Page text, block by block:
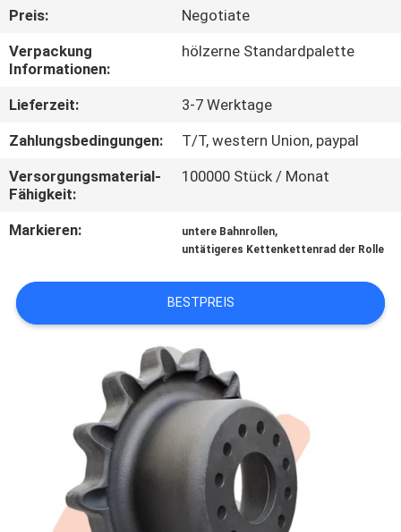
QUALITÄTSKONTROLLE
NACHRICHTEN
FORDERN
ZITAT
PRIVACY
POLICY
Preis:
Negotiate
Verpackung
Informationen:
hölzerne Standardpalette
Lieferzeit:
3-7 Werktage
Zahlungsbedingungen:
T/T, western Union, paypal
Versorgungsmaterial-
Fähigkeit:
100000 Stück / Monat
Markieren: untere Bahnrollen,
untätigeres Kettenkettenrad der Rolle
BESTPREIS